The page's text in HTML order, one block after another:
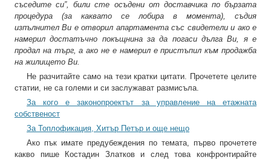
съседите си”, били сте осъдени от доставчика по бързата
процедура (за каквато се лобира в момента), съдия
изпълнител Ви е отворил апартамента със свидетели и ако е
намерил достатъчно покъщнина за да погаси дълга Ви, я е
продал на търг, а ако не е намерил е пристъпил към продажба
на жилището Ви.
Не разчитайте само на тези кратки цитати. Прочетете целите
статии, не са големи и си заслужават размисъла.
За кого е законопроектът за управление на етажната
собственост
За Топлофикация, Хитър Петър и още нещо
Ако пък имате предубеждения по темата, първо прочетете
какво пише Костадин Златков и след това конфронтирайте